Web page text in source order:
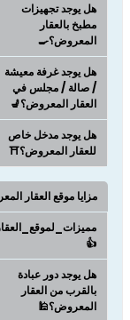
هل يوجد تجهيزات
مطبخ بالعقار
المعروض؟🍳
هل يوجد غرفة معيشة
/ صالة / مجلس في
العقار المعروض؟💺
هل يوجد مدخل خاص
للعقار المعروض؟⛩️
مزايا موقع العقار
👍
هل يوجد دور عبادة
بالقرب من العقار
المعروض؟🕌